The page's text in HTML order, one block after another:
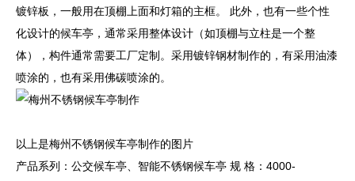
镀锌板，一般用在顶棚上面和灯箱的主框。 此外，也有一些个性
化设计的候车亭，通常采用整体设计（如顶棚与立柱是一个整
体），构件通常需要工厂定制。采用镀锌钢材制作的，有采用油漆
喷涂的，也有采用佛碳喷涂的。
以上是梅州不锈钢候车亭制作的图片
产品系列：公交候车亭、智能不锈钢候车亭 规 格：4000-